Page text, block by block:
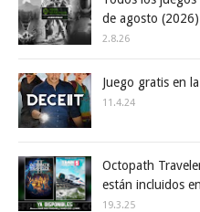
de agosto (2026)
2.8.26
Juego gratis en
11.4.24
Octopath
están incluidos
19.3.25